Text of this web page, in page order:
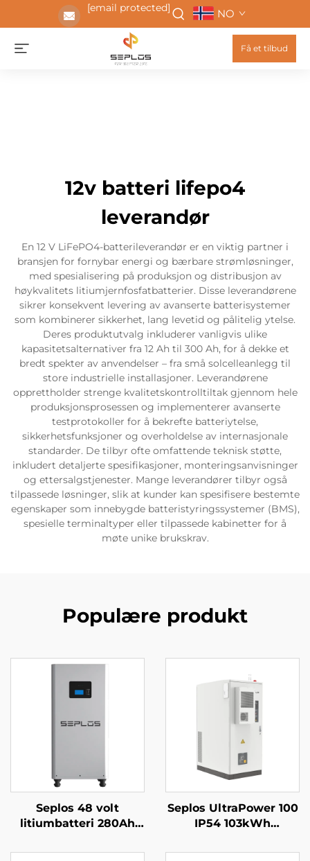
[email protected] NO
Få et tilbud
12v batteri lifepo4
leverandør
En 12 V LiFePO4-batterileverandør er en viktig partner i
bransjen for fornybar energi og bærbare strømløsninger,
med spesialisering på produksjon og distribusjon av
høykvalitets litiumjernfosfatbatterier. Disse leverandørene
sikrer konsekvent levering av avanserte batterisystemer
som kombinerer sikkerhet, lang levetid og pålitelig ytelse.
Deres produktutvalg inkluderer vanligvis ulike
kapasitetsalternativer fra 12 Ah til 300 Ah, for å dekke et
bredt spekter av anvendelser – fra små solcelleanlegg til
store industrielle installasjoner. Leverandørene
opprettholder strenge kvalitetskontrolltiltak gjennom hele
produksjonsprosessen og implementerer avanserte
testprotokoller for å bekrefte batteriytelse,
sikkerhetsfunksjoner og overholdelse av internasjonale
standarder. De tilbyr ofte omfattende teknisk støtte,
inkludert detaljerte spesifikasjoner, monteringsanvisninger
og ettersalgstjenester. Mange leverandører tilbyr også
tilpassede løsninger, slik at kunder kan spesifisere bestemte
egenskaper som innebygde batteristyringssystemer (BMS),
spesielle terminaltyper eller tilpassede kabinetter for å
møte unike brukskrav.
Populære produkt
Seplos 48 volt
litiumbatteri 280Ah
51,2V 14kWh litium
Seplos UltraPower 100
IP54 103kWh
kommersielt